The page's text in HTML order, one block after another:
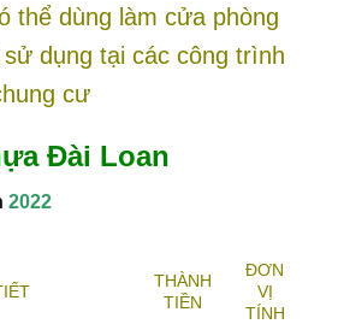
thể dùng làm cửa phòng
dụng tại các công trình
cư
Đài Loan
2022
THÀNH
TIỀN
ĐƠN
VỊ
TÍNH